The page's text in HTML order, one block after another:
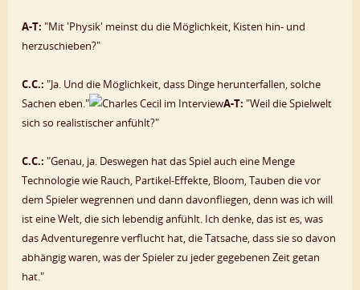
A-T: "Mit 'Physik' meinst du die Möglichkeit, Kisten hin- und
herzuschieben?"
C.C.: "Ja. Und die Möglichkeit, dass Dinge herunterfallen, solche
Sachen eben."
A-T: "Weil die Spielwelt
sich so realistischer anfühlt?"
C.C.: "Genau, ja. Deswegen hat das Spiel auch eine Menge
Technologie wie Rauch, Partikel-Effekte, Bloom, Tauben die vor
dem Spieler wegrennen und dann davonfliegen, denn was ich will
ist eine Welt, die sich lebendig anfühlt. Ich denke, das ist es, was
das Adventuregenre verflucht hat, die Tatsache, dass sie so davon
abhängig waren, was der Spieler zu jeder gegebenen Zeit getan
hat."